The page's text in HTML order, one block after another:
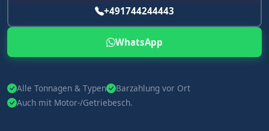
+491744244443
WhatsApp
Alle Tonnagen & Typen
Barzahlung vor Ort
Auch mit Motor-/Getriebesch.